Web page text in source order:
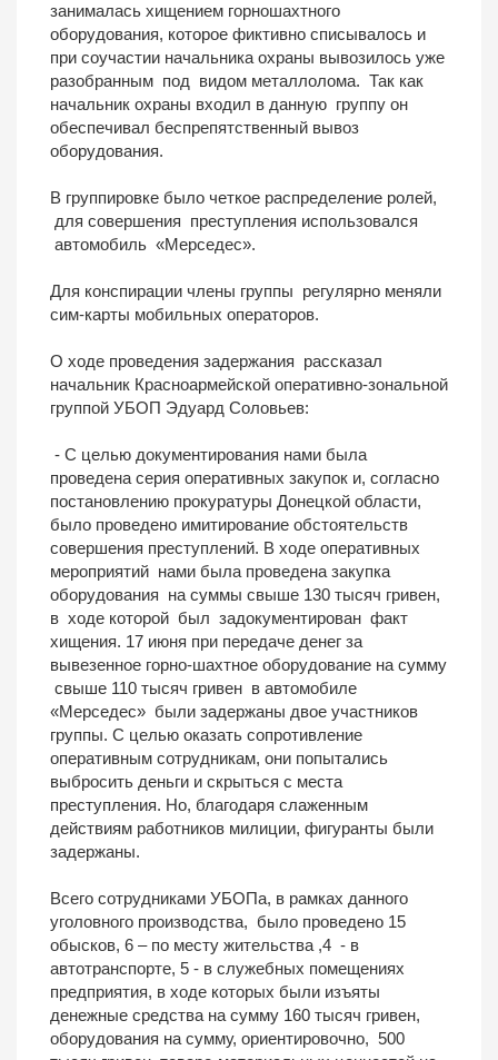
занималась хищением горношахтного
оборудования, которое фиктивно списывалось и
при соучастии начальника охраны вывозилось уже
разобранным под видом металлолома. Так как
начальник охраны входил в данную группу он
обеспечивал беспрепятственный вывоз
оборудования.
В группировке было четкое распределение ролей,
для совершения преступления использовался
автомобиль «Мерседес».
Для конспирации члены группы регулярно меняли
сим-карты мобильных операторов.
О ходе проведения задержания рассказал
начальник Красноармейской оперативно-зональной
группой УБОП Эдуард Соловьев:
- С целью документирования нами была
проведена серия оперативных закупок и, согласно
постановлению прокуратуры Донецкой области,
было проведено имитирование обстоятельств
совершения преступлений. В ходе оперативных
мероприятий нами была проведена закупка
оборудования на суммы свыше 130 тысяч гривен,
в ходе которой был задокументирован факт
хищения. 17 июня при передаче денег за
вывезенное горно-шахтное оборудование на сумму
свыше 110 тысяч гривен в автомобиле
«Мерседес» были задержаны двое участников
группы. С целью оказать сопротивление
оперативным сотрудникам, они попытались
выбросить деньги и скрыться с места
преступления. Но, благодаря слаженным
действиям работников милиции, фигуранты были
задержаны.
Всего сотрудниками УБОПа, в рамках данного
уголовного производства, было проведено 15
обысков, 6 – по месту жительства ,4 - в
автотранспорте, 5 - в служебных помещениях
предприятия, в ходе которых были изъяты
денежные средства на сумму 160 тысяч гривен,
оборудования на сумму, ориентировочно, 500